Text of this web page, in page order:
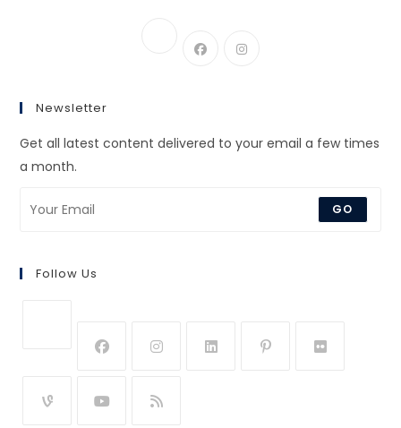
Newsletter
Get all latest content delivered to your email a few times
a month.
GO
Follow Us